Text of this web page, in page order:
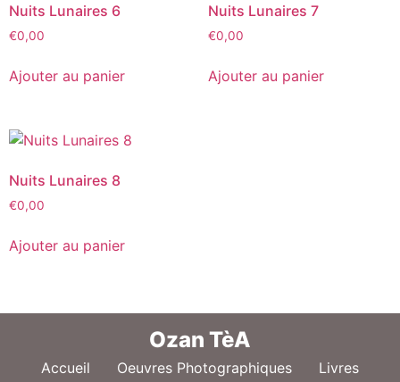
Nuits Lunaires 6
€0,00
Ajouter au panier
Nuits Lunaires 7
€0,00
Ajouter au panier
Nuits Lunaires 8
€0,00
Ajouter au panier
Ozan TèA
Accueil Oeuvres Photographiques Livres